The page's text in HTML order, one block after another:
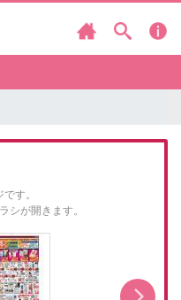
す。
シが開きます。